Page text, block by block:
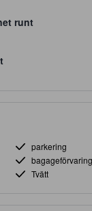
runt
parkering
bagageförvaring
Tvätt